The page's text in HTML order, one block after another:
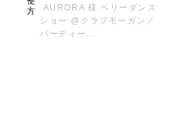
AURORA 様 ベリーダンス
ショー @クラブモーガン／
パーティー...